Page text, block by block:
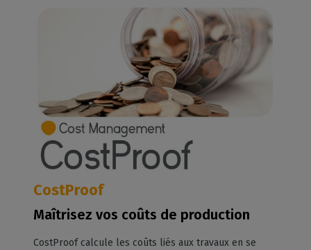
CostProof
Maîtrisez vos coûts de production
CostProof calcule les coûts liés aux travaux en se